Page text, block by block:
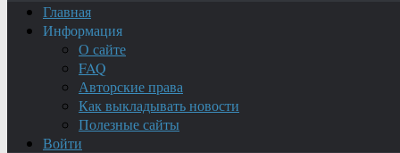
Главная
Информация
О сайте
FAQ
Авторские права
Как выкладывать новости
Полезные сайты
Войти